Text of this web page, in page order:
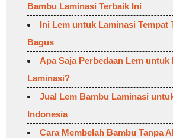
Bambu Laminasi Terbaik Ini
Ini Lem untuk Laminasi Tempat
Bagus
Apa Saja Perbedaan Lem
Laminasi?
Jual Lem Bambu Laminasi
Indonesia
Cara Membelah Bambu Tanpa